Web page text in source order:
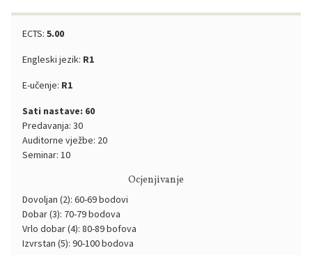
ECTS: 5.00
Engleski jezik: R1
E-učenje: R1
Sati nastave: 60
Predavanja: 30
Auditorne vježbe: 20
Seminar: 10
Ocjenjivanje
Dovoljan (2): 60-69 bodovi
Dobar (3): 70-79 bodova
Vrlo dobar (4): 80-89 bofova
Izvrstan (5): 90-100 bodova